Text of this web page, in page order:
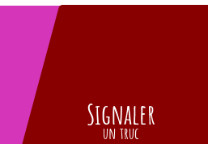
Signaler
un truc